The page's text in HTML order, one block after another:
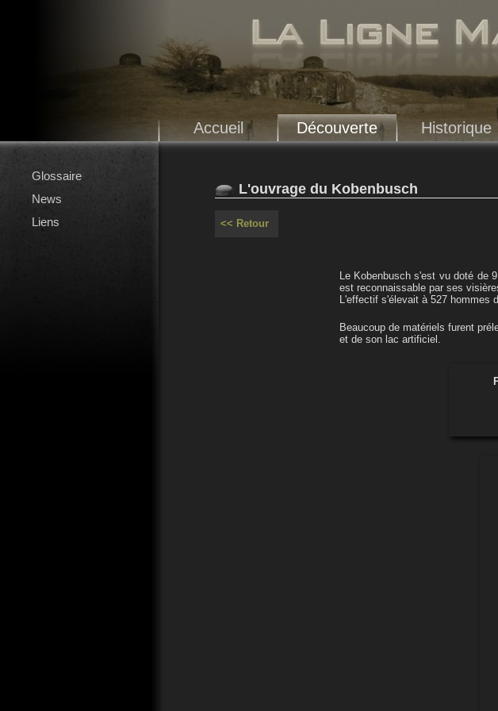
Accueil Découverte Historique
Glossaire
News
Liens
L'ouvrage du Kobenbusch
<< Retour
Le Kobenbusch s'est vu doté de
est reconnaissable par ses
L'effectif s'élevait à 527 hommes
Beaucoup de matériels furent
et de son lac artificiel.